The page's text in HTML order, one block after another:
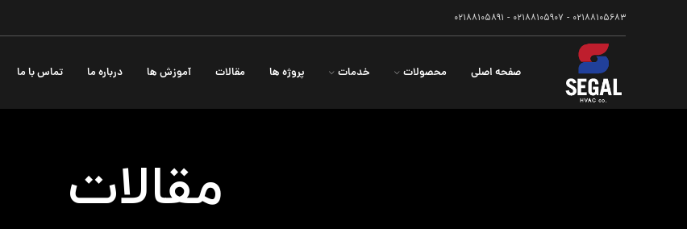
۰۲۱۸۸۱۰۵۶۸۳ - ۰۲۱۸۸۱۰۵۹۰۷ - ۰۲۱۸۸۱۰۵۸۹۱
صفحه اصلی محصولات خدمات پروژه ها مقالات آموزش ها درباره ما تماس با ما
مقالات